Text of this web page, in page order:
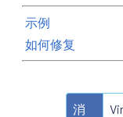
示例
如何修复
消